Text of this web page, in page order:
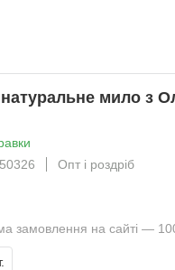
мило з
Опт і роздріб
замовлення на сайті —